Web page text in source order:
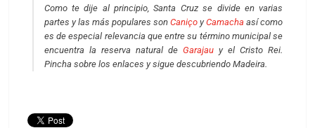
Como te dije al principio, Santa Cruz se divide en varias
partes y las más populares sonCaniço yCamacha así como
es de especial relevancia que entre su término municipal se
encuentra la reserva natural deGarajau y el Cristo Rei.
Pincha sobre los enlaces y sigue descubriendo Madeira.